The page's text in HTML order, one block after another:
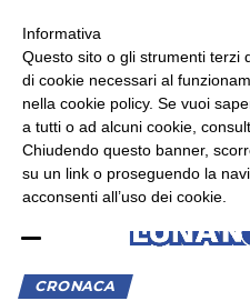
ASCOLTA RADIO LUNA
CRONACA
×
Informativa
Questo sito o gli strumenti terzi
di cookie necessari al
nella cookie policy. Se vuoi
a tutti o ad alcuni cookie,
Chiudendo questo banner,
su un link o proseguendo la
acconsenti all’uso dei cookie.